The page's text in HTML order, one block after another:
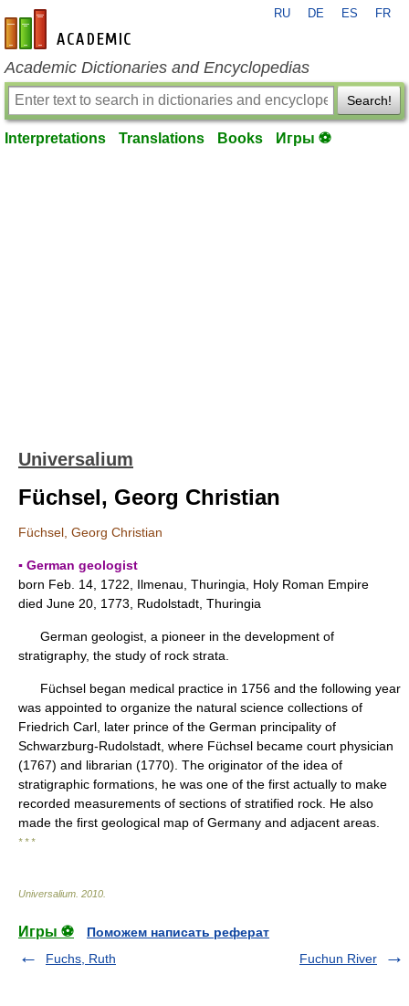
en-academic.com
RU DE ES FR
Academic Dictionaries and Encyclopedias
Search!
Interpretations Translations Books Игры ⚽
Universalium
Füchsel, Georg Christian
Füchsel, Georg Christian
▪ German geologist
born Feb. 14, 1722, Ilmenau, Thuringia, Holy Roman Empire
died June 20, 1773, Rudolstadt, Thuringia
German geologist, a pioneer in the development of
stratigraphy, the study of rock strata.
Füchsel began medical practice in 1756 and the following year
was appointed to organize the natural science collections of
Friedrich Carl, later prince of the German principality of
Schwarzburg-Rudolstadt, where Füchsel became court physician
(1767) and librarian (1770). The originator of the idea of
stratigraphic formations, he was one of the first actually to make
recorded measurements of sections of stratified rock. He also
made the first geological map of Germany and adjacent areas.
* * *
Universalium 2010
Игры ⚽
Поможем написать реферат
Fuchs, Ruth
Fuchun River